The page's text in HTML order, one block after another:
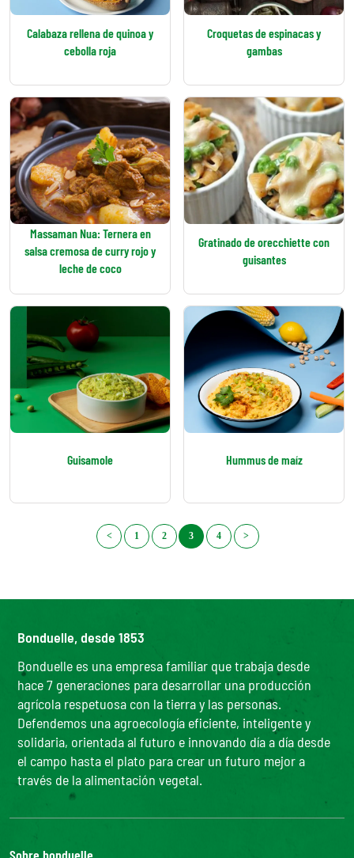
Calabaza rellena de quinoa y
cebolla roja
Croquetas de espinacas y
gambas
Massaman Nua: Ternera en
salsa cremosa de curry rojo y
leche de coco
Gratinado de orecchiette con
guisantes
Guisamole Hummus de maíz
< 1 2 3 4 >
Bonduelle, desde 1853
Bonduelle es una empresa familiar que trabaja desde
hace 7 generaciones para desarrollar una producción
agrícola respetuosa con la tierra y las personas.
Defendemos una agroecología eficiente, inteligente y
solidaria, orientada al futuro e innovando día a día desde
el campo hasta el plato para crear un futuro mejor a
través de la alimentación vegetal.